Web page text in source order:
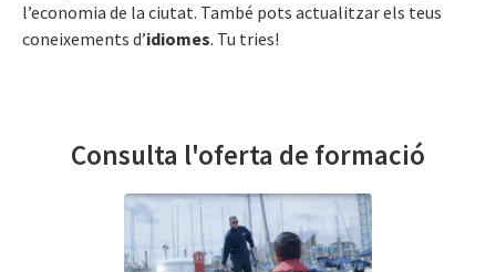
l’economia de la ciutat. També pots actualitzar els teus
coneixements d’idiomes. Tu tries!
Consulta l'oferta de formació